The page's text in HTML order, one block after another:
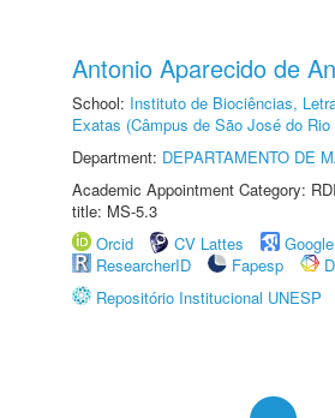
Antonio Aparecido de
School: Instituto de Biociências,
Exatas (Câmpus de São José do Rio
Department: DEPARTAMENTO DE
Academic Appointment Category:
title: MS-5.3
Orcid
CV Lattes
ResearcherID
Fapesp
Repositório Institucional UNESP